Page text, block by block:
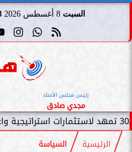
السبت 8 أغسطس 2026
رئيس مجلس الأمناء
مجدي صادق
الرئيسية السياسة